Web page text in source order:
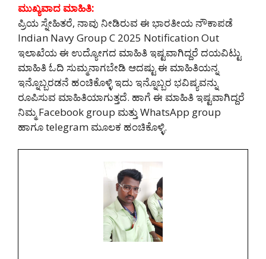
ಮುಖ್ಯವಾದ ಮಾಹಿತಿ:
ಪ್ರಿಯ ಸ್ನೇಹಿತರೆ, ನಾವು ನೀಡಿರುವ ಈ ಭಾರತೀಯ ನೌಕಾಪಡೆ
Indian Navy Group C 2025 Notification Out
ಇಲಾಖೆಯ ಈ ಉದ್ಯೋಗದ ಮಾಹಿತಿ ಇಷ್ಟವಾಗಿದ್ದರೆ ದಯವಿಟ್ಟು
ಮಾಹಿತಿ ಓದಿ ಸುಮ್ಮನಾಗಬೇಡಿ ಆದಷ್ಟು ಈ ಮಾಹಿತಿಯನ್ನ
ಇನ್ನೊಬ್ಬರಡನೆ ಹಂಚಿಕೊಳ್ಳಿ ಇದು ಇನ್ನೊಬ್ಬರ ಭವಿಷ್ಯವನ್ನು
ರೂಪಿಸುವ ಮಾಹಿತಿಯಾಗುತ್ತದೆ. ಹಾಗೆ ಈ ಮಾಹಿತಿ ಇಷ್ಟವಾಗಿದ್ದರೆ
ನಿಮ್ಮ Facebook group ಮತ್ತು WhatsApp group
ಹಾಗೂ telegram ಮೂಲಕ ಹಂಚಿಕೊಳ್ಳಿ.